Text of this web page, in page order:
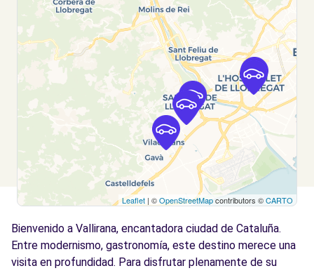
Free2Move Rent - J. P. CARRION, S.L. -
Hospitalet de Llobregat (L') (C)
14.9
km
TRAVESÍA INDUSTRIAL, 81
Hospitalet de Llobregat (L'), 8907
Leaflet | ©OpenStreetMapcontributors ©CARTO
Bienvenido a Vallirana, encantadora ciudad de Cataluña.
Entre modernismo, gastronomía, este destino merece una
visita en profundidad. Para disfrutar plenamente de su